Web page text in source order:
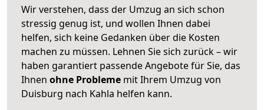
Wir verstehen, dass der Umzug an sich schon
stressig genug ist, und wollen Ihnen dabei
helfen, sich keine Gedanken über die Kosten
machen zu müssen. Lehnen Sie sich zurück – wir
haben garantiert passende Angebote für Sie, das
Ihnen ohne Probleme mit Ihrem Umzug von
Duisburg nach Kahla helfen kann.